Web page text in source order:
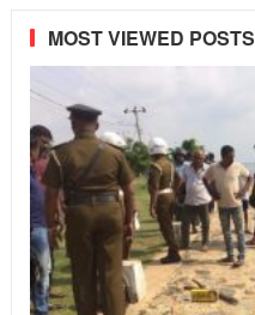
MOST VIEWED POSTS